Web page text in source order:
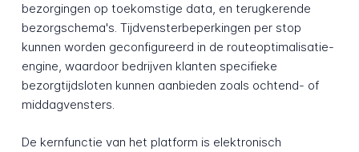
bezorgingen op toekomstige data, en terugkerende
bezorgschema's. Tijdvensterbeperkingen per stop
kunnen worden geconfigureerd in de routeoptimalisatie-
engine, waardoor bedrijven klanten specifieke
bezorgtijdsloten kunnen aanbieden zoals ochtend- of
middagvensters.
De kernfunctie van het platform is elektronisch